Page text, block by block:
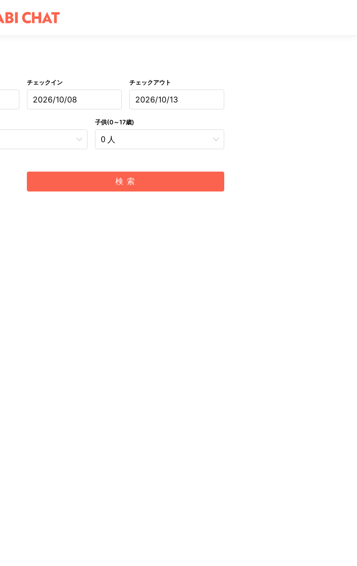
チェックイン
2026/10/08
チェックアウト
2026/10/13
子供(0～17歳)
検 索